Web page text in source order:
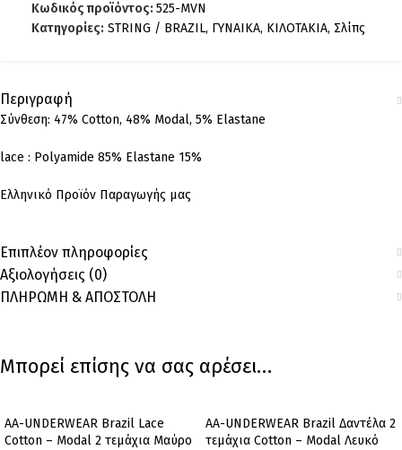
Κωδικός προϊόντος: 525-MVN
Κατηγορίες: STRING / BRAZIL, ΓΥΝΑΙΚΑ, ΚΙΛΟΤΑΚΙΑ, Σλίπς
Περιγραφή
Σύνθεση: 47% Cotton, 48% Modal, 5% Elastane
lace : Polyamide 85% Elastane 15%
Ελληνικό Προϊόν Παραγωγής μας
Επιπλέον πληροφορίες
Αξιολογήσεις (0)
ΠΛΗΡΩΜΗ & ΑΠΟΣΤΟΛΗ
Μπορεί επίσης να σας αρέσει…
AA-UNDERWEAR Brazil Lace
Cotton – Modal 2 τεμάχια Μαύρο
AA-UNDERWEAR Brazil Δαντέλα 2
τεμάχια Cotton – Modal Λευκό